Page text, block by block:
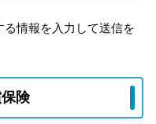
情報を入力して送信を
険